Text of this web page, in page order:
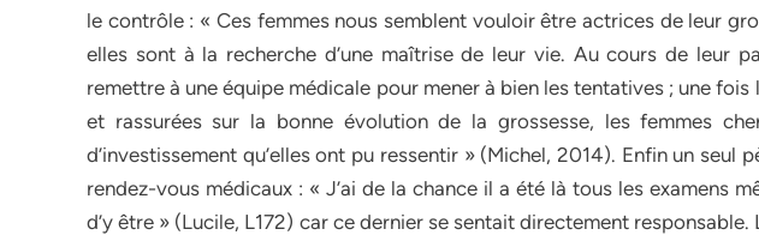
le contrôle : « Ces femmes nous semblent vouloir être actrices de leur
elles sont à la recherche d’une maîtrise de leur vie. Au cours de leur
remettre à une équipe médicale pour mener à bien les tentatives ; une fois
et rassurées sur la bonne évolution de la grossesse, les femmes
d’investissement qu’elles ont pu ressentir » (Michel, 2014). Enfin un seul
rendez-vous médicaux : « J’ai de la chance il a été là tous les examens
d’y être » (Lucile, L172) car ce dernier se sentait directement